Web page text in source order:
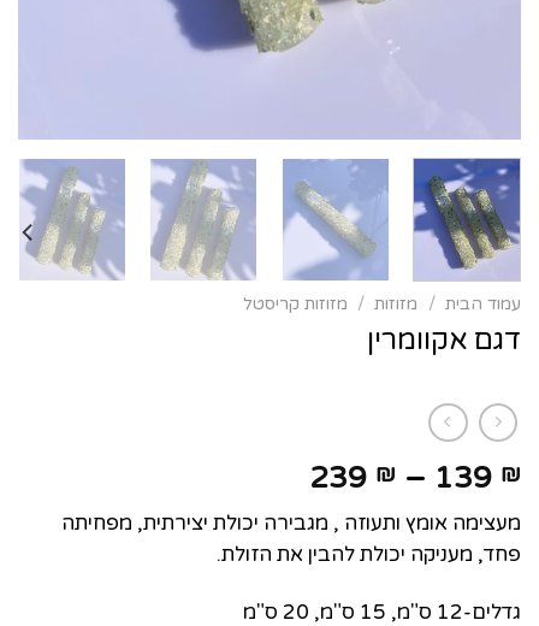
עמוד הבית / מזוזות / מזוזות קריסטל
דגם אקוומרין
139 ₪
–
239 ₪
מחירים:
עד
מעצימה אומץ ותעוזה , מגבירה יכולת יצירתית, מפחיתה
פחד, מעניקה יכולת להבין את הזולת.
גדלים-12 ס"מ, 15 ס"מ, 20 ס"מ